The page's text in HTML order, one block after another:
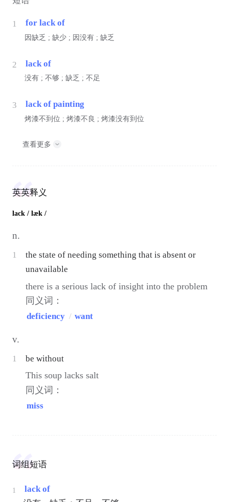
1 for lack of
因缺乏 ; 缺少 ; 因没有 ; 缺乏
2 lack of
没有 ; 不够 ; 缺乏 ; 不足
3 lack of painting
烤漆不到位 ; 烤漆不良 ; 烤漆没有到位
查看更多
英英释义
lack / læk /
n.
1
the state of needing something that is absent or
unavailable
there is a serious lack of insight into the problem
同义词：
deficiency / want
v.
1 be without
This soup lacks salt
同义词：
miss
词组短语
1
lack of